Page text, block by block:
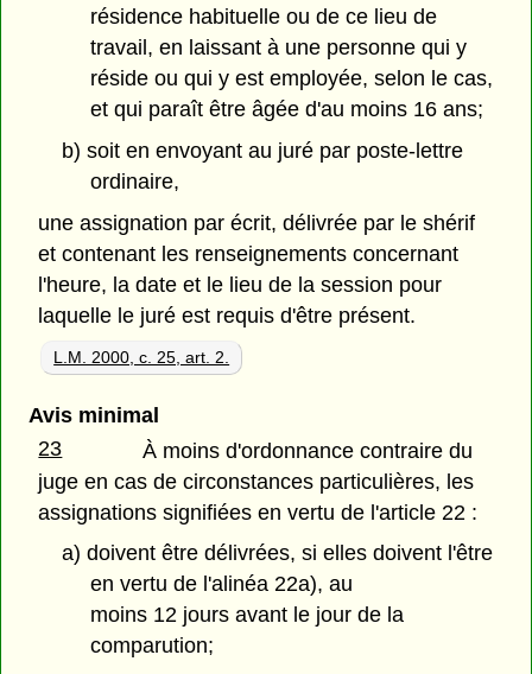
résidence habituelle ou de ce lieu de
travail, en laissant à une personne qui y
réside ou qui y est employée, selon le cas,
et qui paraît être âgée d'au moins 16 ans;
b) soit en envoyant au juré par poste-lettre
ordinaire,
une assignation par écrit, délivrée par le shérif
et contenant les renseignements concernant
l'heure, la date et le lieu de la session pour
laquelle le juré est requis d'être présent.
L.M. 2000, c. 25, art. 2.
Avis minimal
23
À moins d'ordonnance contraire du
juge en cas de circonstances particulières, les
assignations signifiées en vertu de l'article 22 :
a) doivent être délivrées, si elles doivent l'être
en vertu de l'alinéa 22a), au
moins 12 jours avant le jour de la
comparution;